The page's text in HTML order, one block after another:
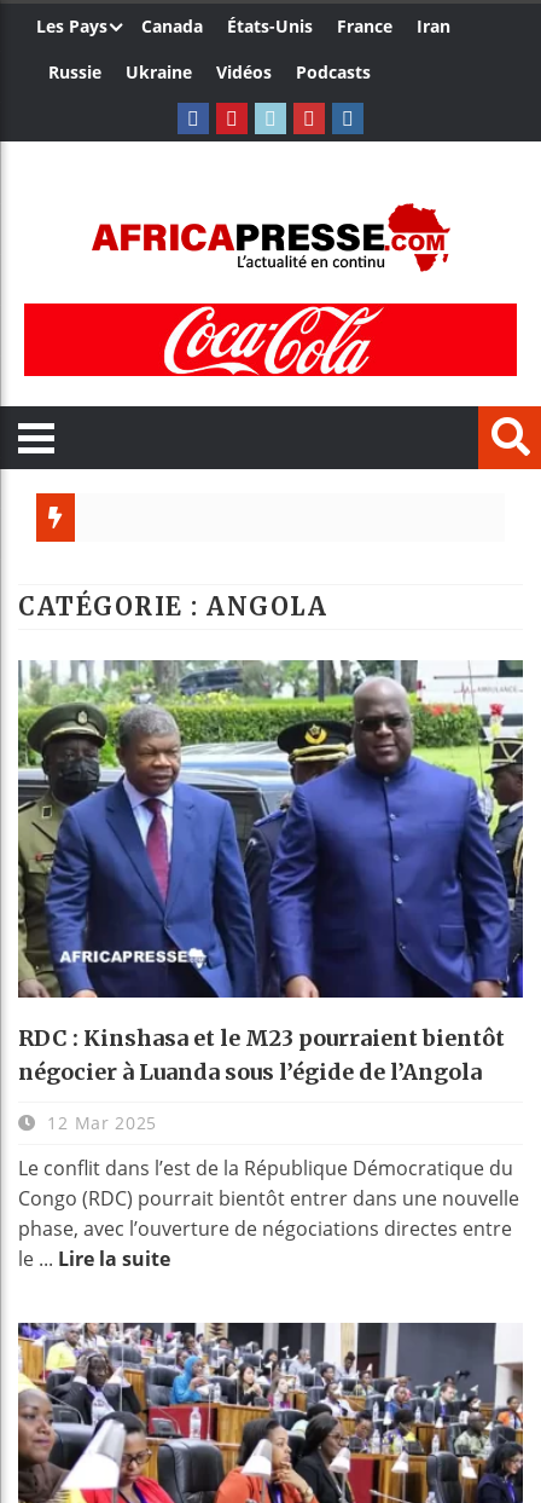
Les Pays Canada États-Unis France
Iran
Russie
Ukraine Vidéos Podcasts
Réforme
Bénin :
CATÉGORIE : ANGOLA
RDC : Kinshasa et le M23 pourraient bientôt
négocier à Luanda sous l’égide de l’Angola
12 Mar 2025
Le conflit dans l’est de la République Démocratique du
Congo (RDC) pourrait bientôt entrer dans une nouvelle
phase, avec l’ouverture de négociations directes entre
le ... Lire la suite